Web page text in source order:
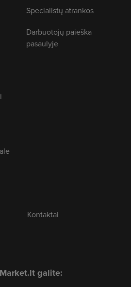
Specialistų atrankos
Darbuotojų paieška
pasaulyje
Kontaktai
galite: